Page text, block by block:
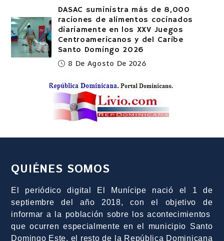
DASAC suministra más de 8,000
raciones de alimentos cocinados
diariamente en los XXV Juegos
Centroamericanos y del Caribe
Santo Domingo 2026
8 De Agosto De 2026
QUIÉNES SOMOS
El periódico digital El Munícipe nació el 1 de
septiembre del año 2018, con el objetivo de
informar a la población sobre los acontecimientos
que ocurren especialmente en el municipio Santo
Domingo Este, el resto de la República Dominicana